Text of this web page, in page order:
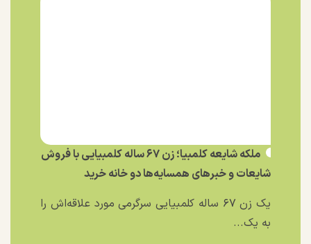
ملکه شایعه کلمبیا؛ زن ۶۷ ساله کلمبیایی با فروش
شایعات و خبر‌های همسایه‌ها دو خانه خرید
یک زن ۶۷ ساله کلمبیایی سرگرمی مورد علاقه‌اش را
به یک...